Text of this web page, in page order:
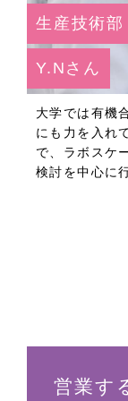
生産技術部
Y.Nさん
大学では有機
にも力を入れ
で、ラボスケ
検討を中心に
営業す